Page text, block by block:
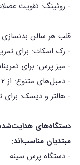
- روئینگ: تقویت
قلب هر سالن
- رک اسکات: برای
- میز پرس: برای
- دمبل‌های متنوع: از ۲ تا ۵۰ کیلوگرم
- هالتر و دیسک: برای
مبتدیان مناسب‌اند:
- دستگاه پرس سینه